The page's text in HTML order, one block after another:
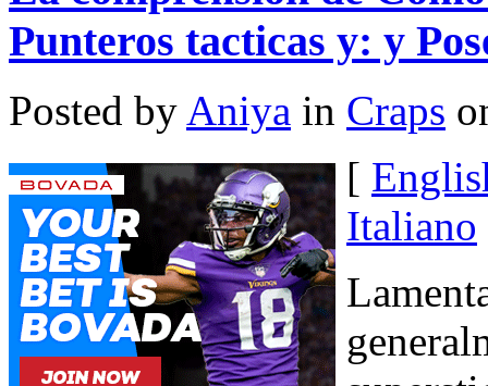
Punteros tacticas y: y
Posted by Aniya in Craps
[
Italiano